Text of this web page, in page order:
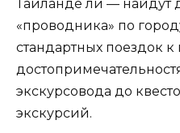
Таиланде ли — найдут
«проводника» по
стандартных поездок к
экскурсовода до
экскурсий.